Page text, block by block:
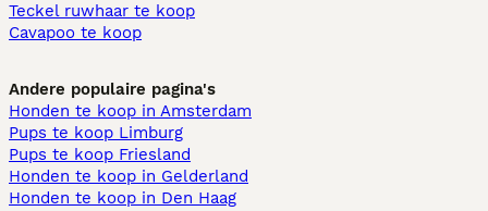
Teckel ruwhaar te koop
Cavapoo te koop
Andere populaire pagina's
Honden te koop in Amsterdam
Pups te koop Limburg​
Pups te koop Friesland​
Honden te koop in Gelderland
Honden te koop in Den Haag